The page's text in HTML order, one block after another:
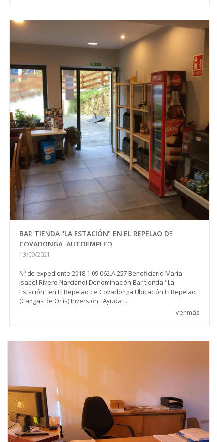
BAR TIENDA "LA ESTACIÓN" EN EL REPELAO DE
COVADONGA. AUTOEMPLEO
13/09/2021
Nº de expediente 2018.1.09.062.A.257 Beneficiario María
Isabel Rivero Narciandi Denominación Bar tienda "La
Estación" en El Repelao de Covadonga Ubicación El Repelao
(Cangas de Onís) Inversión Ayuda ...
Ver más